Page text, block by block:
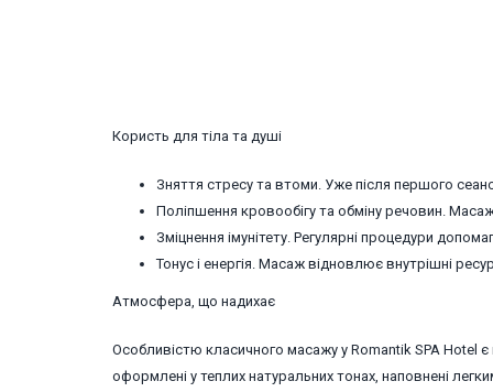
Користь для тіла та душі
Зняття стресу та втоми. Уже після першого
Поліпшення кровообігу та обміну речовин.
Зміцнення імунітету. Регулярні процедури
Тонус і енергія. Масаж відновлює внутрішні
Атмосфера, що надихає
Особливістю класичного масажу у Romantik SPA Hotel
оформлені у теплих натуральних тонах, наповнені